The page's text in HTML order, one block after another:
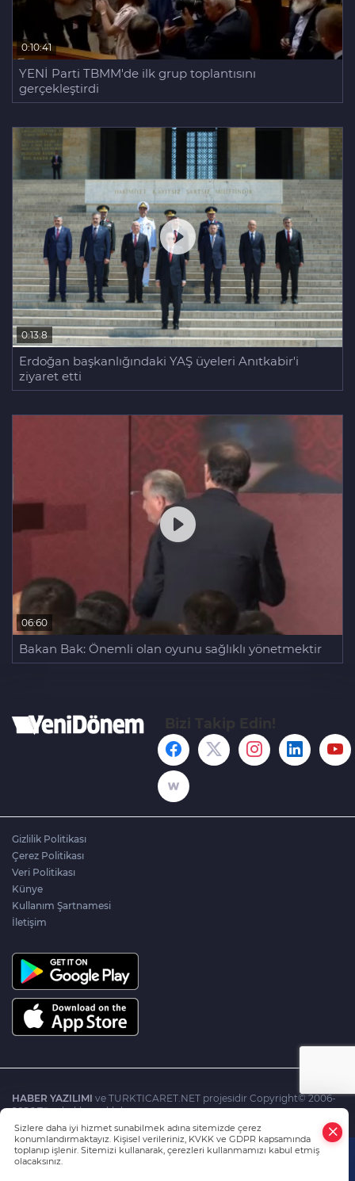
0:10:41
YENİ Parti TBMM'de ilk grup toplantısını
gerçekleştirdi
0:13:8
Erdoğan başkanlığındaki YAŞ üyeleri Anıtkabir'i
ziyaret etti
06:60
Bakan Bak: Önemli olan oyunu sağlıklı yönetmektir
Gizlilik Politikası
Çerez Politikası
Veri Politikası
Künye
Kullanım Şartnamesi
İletişim
HABER YAZILIMI ve TURKTICARET.NET projesidir Copyright© 2006-
2026 Tüm hakları saklıdır.
Sizlere daha iyi hizmet sunabilmek adına sitemizde çerez
konumlandırmaktayız. Kişisel verileriniz, KVKK ve GDPR kapsamında
toplanıp işlenir. Sitemizi kullanarak, çerezleri kullanmamızı kabul etmiş
olacaksınız.